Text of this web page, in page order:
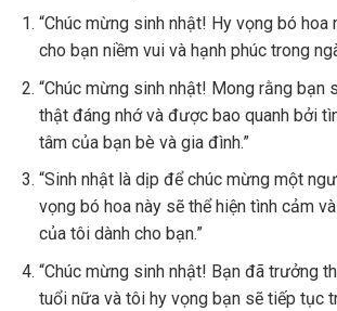
“Chúc mừng sinh nhật! Hy vọng bó hoa
cho bạn niềm vui và hạnh phúc trong
“Chúc mừng sinh nhật! Mong rằng bạn
thật đáng nhớ và được bao quanh bởi
tâm của bạn bè và gia đình.”
“Sinh nhật là dịp để chúc mừng một
vọng bó hoa này sẽ thể hiện tình cảm
của tôi dành cho bạn.”
“Chúc mừng sinh nhật! Bạn đã trưởng
tuổi nữa và tôi hy vọng bạn sẽ tiếp tục